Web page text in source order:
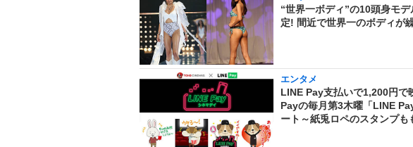
“世界一ボディ”の10頭身モ
定! 間近で世界一のボディが
エンタメ
LINE Pay支払いで1,200円で
Payの毎月第3木曜「LINE
ート～紙兎ロペのスタンプも